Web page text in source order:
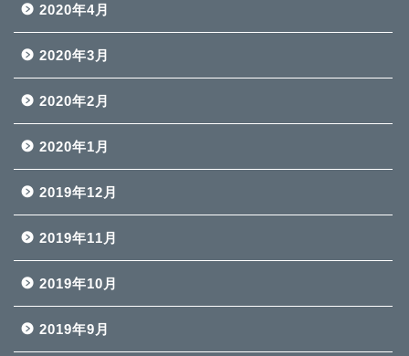
2020年4月
2020年3月
2020年2月
2020年1月
2019年12月
2019年11月
2019年10月
2019年9月